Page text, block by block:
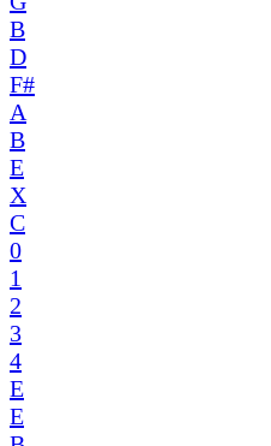
B
D
F#
A
B
E
X
C
0
1
2
3
4
E
E